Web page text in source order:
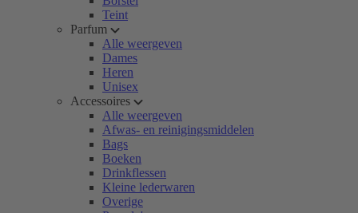
Teint
Parfum
Alle weergeven
Dames
Heren
Unisex
Accessoires
Alle weergeven
Afwas- en reinigingsmiddelen
Bags
Boeken
Drinkflessen
Kleine lederwaren
Overige